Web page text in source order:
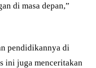
di masa depan,”
pendidikannya di
ini juga menceritakan